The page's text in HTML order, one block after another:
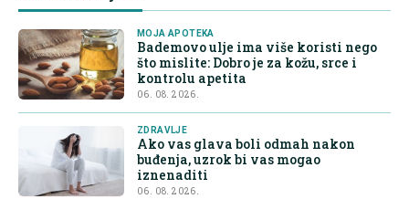
MOJA APOTEKA
Bademovo ulje ima više koristi nego
što mislite: Dobro je za kožu, srce i
kontrolu apetita
06. 08. 2026.
ZDRAVLJE
Ako vas glava boli odmah nakon
buđenja, uzrok bi vas mogao
iznenaditi
06. 08. 2026.